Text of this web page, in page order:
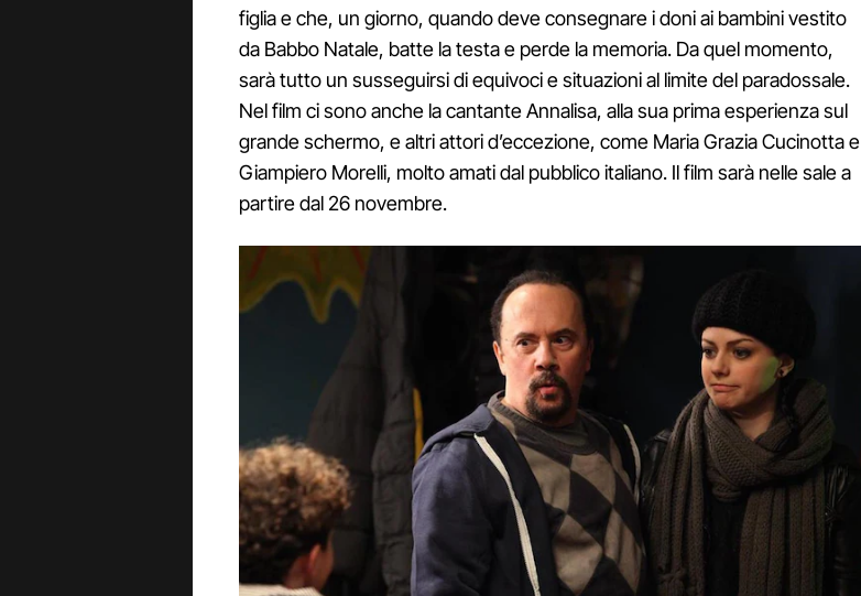
figlia e che, un giorno, quando deve consegnare i doni ai bambini vestito
da Babbo Natale, batte la testa e perde la memoria. Da quel momento,
sarà tutto un susseguirsi di equivoci e situazioni al limite del paradossale.
Nel film ci sono anche la cantante Annalisa, alla sua prima esperienza sul
grande schermo, e altri attori d’eccezione, come Maria Grazia Cucinotta e
Giampiero Morelli, molto amati dal pubblico italiano. Il film sarà nelle sale a
partire dal 26 novembre.